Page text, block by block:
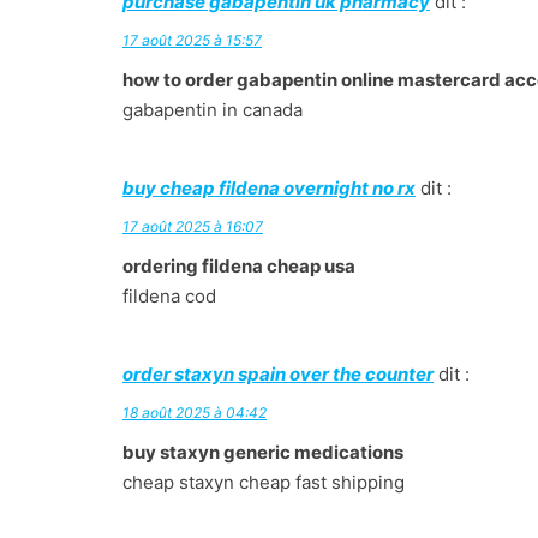
17 août 2025 à 15:57
how to order gabapentin online mastercard
gabapentin in canada
buy cheap fildena overnight no rx dit :
17 août 2025 à 16:07
ordering fildena cheap usa
fildena cod
order staxyn spain over the counter dit :
18 août 2025 à 04:42
buy staxyn generic medications
cheap staxyn cheap fast shipping